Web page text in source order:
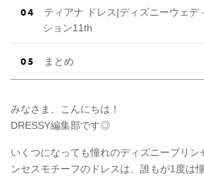
ティアナ ドレス|ディズニーウェデ
ション11th
まとめ
みなさま、こんにちは！
DRESSY編集部です◎
いくつになっても憧れのディズニープリン
ンセスモチーフのドレスは、誰もが1度は